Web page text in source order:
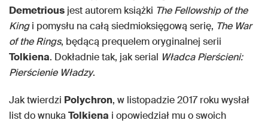
Demetrious jest autorem książki The Fellowship of the
Kingi pomysłu na całą siedmioksięgową serię, The War
of the Rings, będącą prequelem oryginalnej serii
Tolkiena. Dokładnie tak, jak serial Władca Pierścieni:
Pierścienie Władzy.
Jak twierdzi Polychron, w listopadzie 2017 roku wysłał
list do wnukaTolkiena i opowiedział mu o swoich